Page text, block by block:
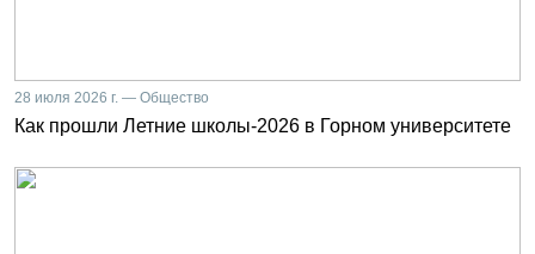
28 июля 2026 г. — Общество
Как прошли Летние школы-2026 в Горном университете